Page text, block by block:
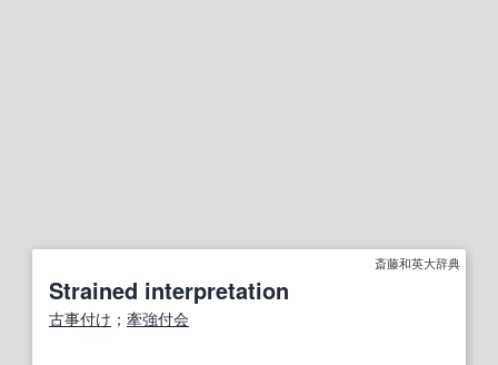
斎藤和英大辞典
Strained interpretation
古事付け ； 牽強付会